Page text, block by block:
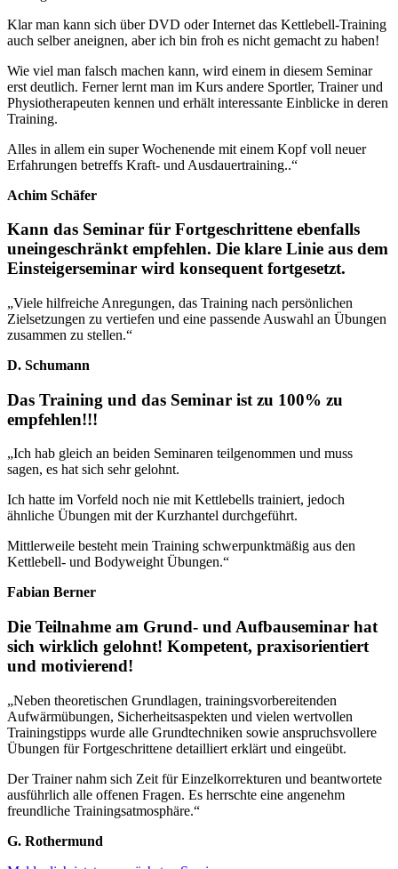
Klar man kann sich über DVD oder Internet das Kettlebell-Training
auch selber aneignen, aber ich bin froh es nicht gemacht zu haben!
Wie viel man falsch machen kann, wird einem in diesem Seminar
erst deutlich. Ferner lernt man im Kurs andere Sportler, Trainer und
Physiotherapeuten kennen und erhält interessante Einblicke in deren
Training.
Alles in allem ein super Wochenende mit einem Kopf voll neuer
Erfahrungen betreffs Kraft- und Ausdauertraining..“
Achim Schäfer
Kann das Seminar für Fortgeschrittene ebenfalls
uneingeschränkt empfehlen. Die klare Linie aus dem
Einsteigerseminar wird konsequent fortgesetzt.
„Viele hilfreiche Anregungen, das Training nach persönlichen
Zielsetzungen zu vertiefen und eine passende Auswahl an Übungen
zusammen zu stellen.“
D. Schumann
Das Training und das Seminar ist zu 100% zu
empfehlen!!!
„Ich hab gleich an beiden Seminaren teilgenommen und muss
sagen, es hat sich sehr gelohnt.
Ich hatte im Vorfeld noch nie mit Kettlebells trainiert, jedoch
ähnliche Übungen mit der Kurzhantel durchgeführt.
Mittlerweile besteht mein Training schwerpunktmäßig aus den
Kettlebell- und Bodyweight Übungen.“
Fabian Berner
Die Teilnahme am Grund- und Aufbauseminar hat
sich wirklich gelohnt! Kompetent, praxisorientiert
und motivierend!
„Neben theoretischen Grundlagen, trainingsvorbereitenden
Aufwärmübungen, Sicherheitsaspekten und vielen wertvollen
Trainingstipps wurde alle Grundtechniken sowie anspruchsvollere
Übungen für Fortgeschrittene detailliert erklärt und eingeübt.
Der Trainer nahm sich Zeit für Einzelkorrekturen und beantwortete
ausführlich alle offenen Fragen. Es herrschte eine angenehm
freundliche Trainingsatmosphäre.“
G. Rothermund